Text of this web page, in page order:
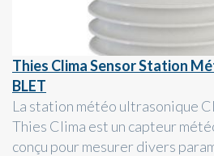
Thies Clima Sensor Station
BLET
La station météo ultrasonique
Thies Clima est un capteur
conçu pour mesurer divers